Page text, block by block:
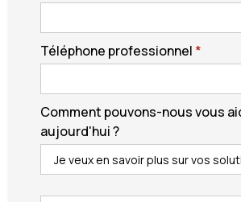
Téléphone professionnel *
Comment pouvons-nous vous
aujourd'hui ?